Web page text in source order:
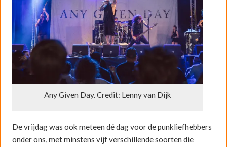
Any Given Day. Credit: Lenny van Dijk
De vrijdag was ook meteen dé dag voor de punkliefhebbers
onder ons, met minstens vijf verschillende soorten die